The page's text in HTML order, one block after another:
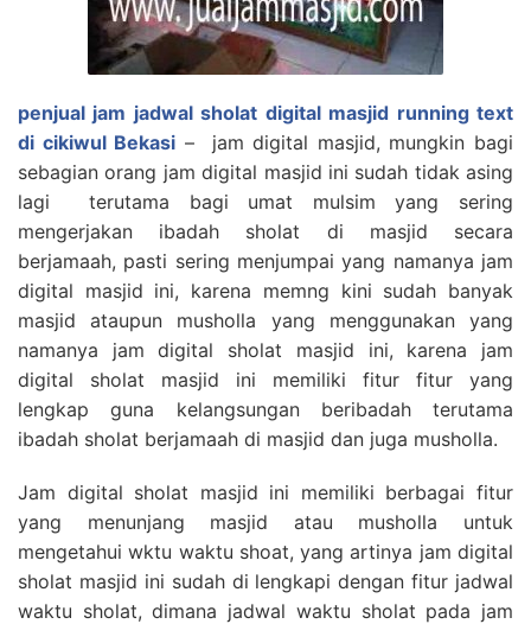
penjual jam jadwal sholat digital masjid running text
di cikiwul Bekasi – jam digital masjid, mungkin bagi
sebagian orang jam digital masjid ini sudah tidak asing
lagi terutama bagi umat mulsim yang sering
mengerjakan ibadah sholat di masjid secara
berjamaah, pasti sering menjumpai yang namanya jam
digital masjid ini, karena memng kini sudah banyak
masjid ataupun musholla yang menggunakan yang
namanya jam digital sholat masjid ini, karena jam
digital sholat masjid ini memiliki fitur fitur yang
lengkap guna kelangsungan beribadah terutama
ibadah sholat berjamaah di masjid dan juga musholla.
Jam digital sholat masjid ini memiliki berbagai fitur
yang menunjang masjid atau musholla untuk
mengetahui wktu waktu shoat, yang artinya jam digital
sholat masjid ini sudah di lengkapi dengan fitur jadwal
waktu sholat, dimana jadwal waktu sholat pada jam